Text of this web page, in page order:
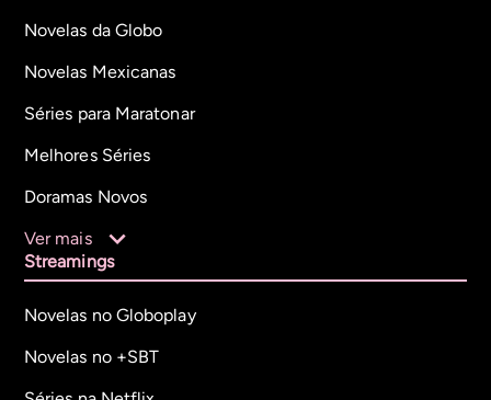
Novelas da Globo
Novelas Mexicanas
Séries para Maratonar
Melhores Séries
Doramas Novos
Ver mais
Streamings
Novelas no Globoplay
Novelas no +SBT